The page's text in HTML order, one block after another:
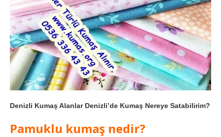
Denizli Kumaş Alanlar Denizli’de Kumaş Nereye Satabilirim?
Pamuklu kumaş nedir?